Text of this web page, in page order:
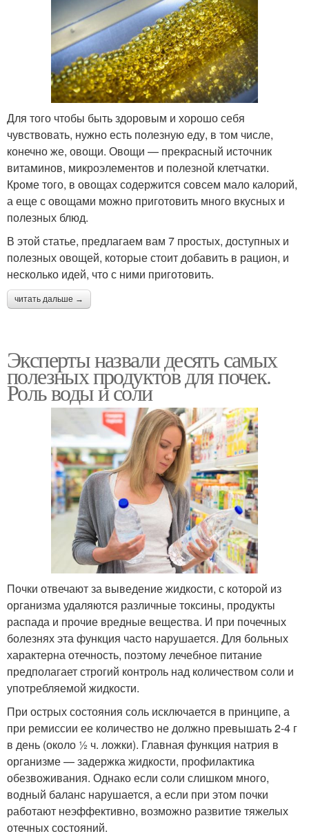
Для того чтобы быть здоровым и хорошо себя
чувствовать, нужно есть полезную еду, в том числе,
конечно же, овощи. Овощи — прекрасный источник
витаминов, микроэлементов и полезной клетчатки.
Кроме того, в овощах содержится совсем мало калорий,
а еще с овощами можно приготовить много вкусных и
полезных блюд.
В этой статье, предлагаем вам 7 простых, доступных и
полезных овощей, которые стоит добавить в рацион, и
несколько идей, что с ними приготовить.
читать дальше →
Эксперты назвали десять самых
полезных продуктов для почек.
Роль воды и соли
Почки отвечают за выведение жидкости, с которой из
организма удаляются различные токсины, продукты
распада и прочие вредные вещества. И при почечных
болезнях эта функция часто нарушается. Для больных
характерна отечность, поэтому лечебное питание
предполагает строгий контроль над количеством соли и
употребляемой жидкости.
При острых состояния соль исключается в принципе, а
при ремиссии ее количество не должно превышать 2-4 г
в день (около ½ ч. ложки). Главная функция натрия в
организме — задержка жидкости, профилактика
обезвоживания. Однако если соли слишком много,
водный баланс нарушается, а если при этом почки
работают неэффективно, возможно развитие тяжелых
отечных состояний.